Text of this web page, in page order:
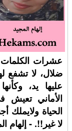
عشرات
ضلال، لا تشفع
عليها يد،
الأماني
الحياة ولايملك
لا غير!!. - إلهام